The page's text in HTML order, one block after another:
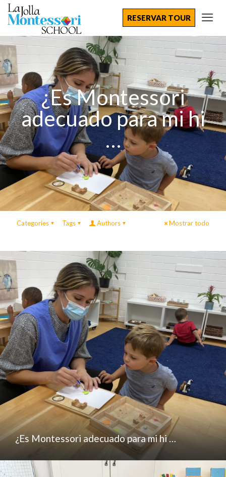
RESERVAR TOUR
¿Es Montessori
adecuado para mi hi
…
Categories Tags Authors Mostrar todo
¿Es Montessori adecuado para mi hi …